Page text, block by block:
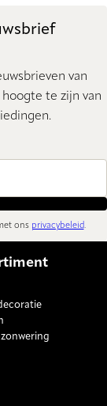
van
te zijn van
ons privacybeleid.